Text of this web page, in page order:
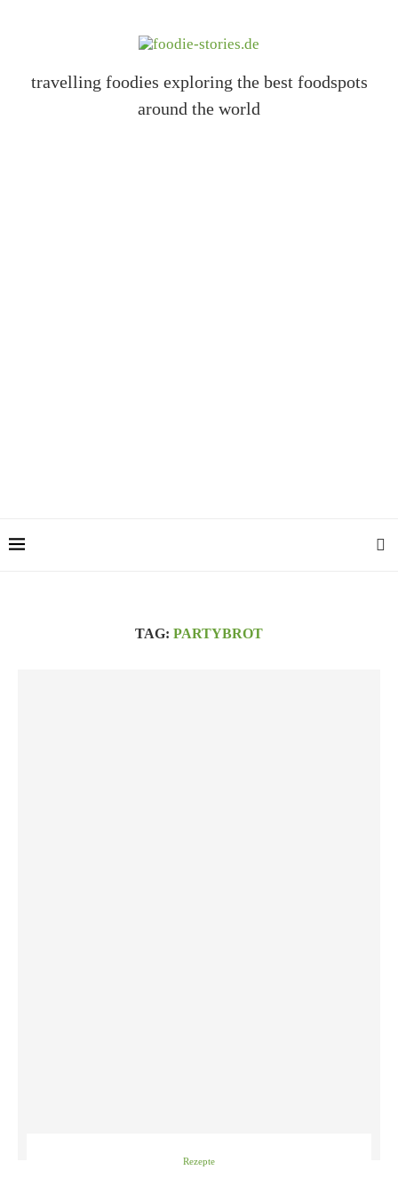
travelling foodies exploring the best foodspots
around the world
TAG: PARTYBROT
Rezepte